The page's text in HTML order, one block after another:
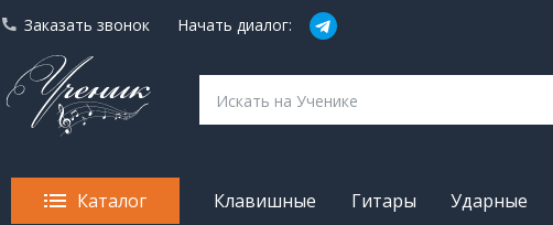
Заказать звонок Начать диалог:
Каталог Клавишные Гитары Ударные